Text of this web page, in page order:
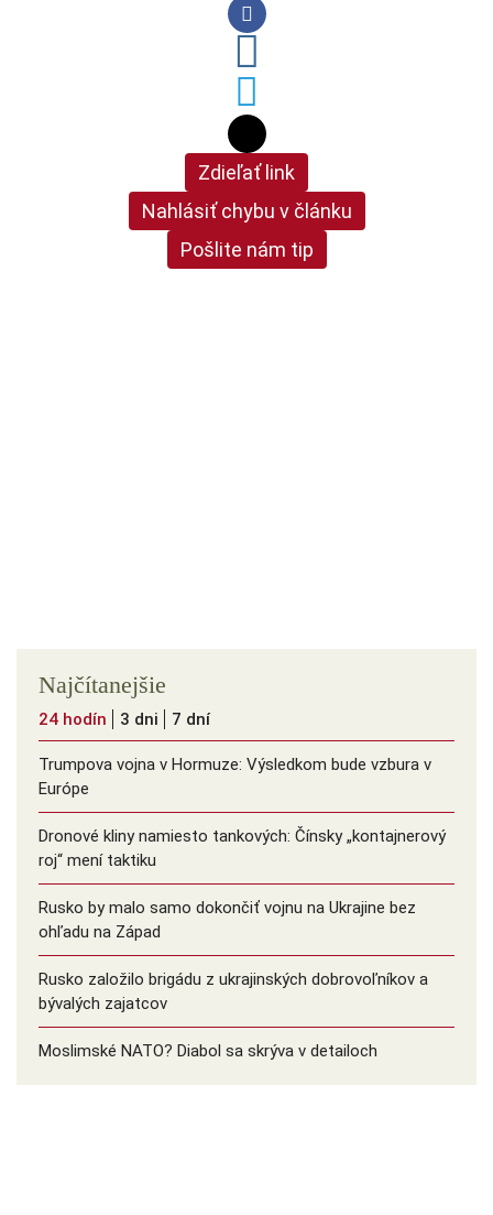
Zdieľať link
Nahlásiť chybu v článku
Pošlite nám tip
Najčítanejšie
24 hodín 3 dni 7 dní
Trumpova vojna v Hormuze: Výsledkom bude vzbura v
Európe
Dronové kliny namiesto tankových: Čínsky ️„kontajnerový
roj“ mení taktiku
Rusko by malo samo dokončiť vojnu na Ukrajine bez
ohľadu na Západ
Rusko založilo brigádu z ukrajinských dobrovoľníkov a
bývalých zajatcov
Moslimské NATO? Diabol sa skrýva v detailoch